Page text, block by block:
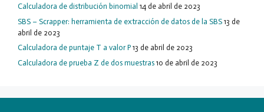
Calculadora de distribución binomial 14 de abril de 2023
SBS – Scrapper: herramienta de extracción de datos de la SBS 13 de
abril de 2023
Calculadora de puntaje T a valor P 13 de abril de 2023
Calculadora de prueba Z de dos muestras 10 de abril de 2023